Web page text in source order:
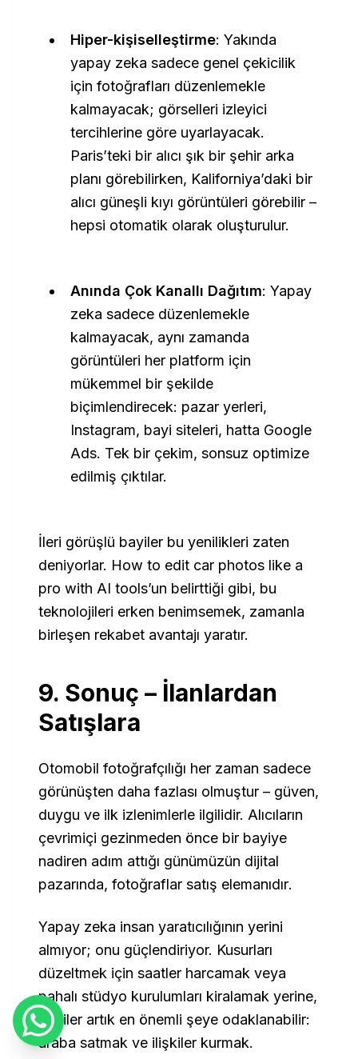
Hiper-kişiselleştirme: Yakında
yapay zeka sadece genel çekicilik
için fotoğrafları düzenlemekle
kalmayacak; görselleri izleyici
tercihlerine göre uyarlayacak.
Paris’teki bir alıcı şık bir şehir arka
planı görebilirken, Kaliforniya’daki bir
alıcı güneşli kıyı görüntüleri görebilir –
hepsi otomatik olarak oluşturulur.
Anında Çok Kanallı Dağıtım: Yapay
zeka sadece düzenlemekle
kalmayacak, aynı zamanda
görüntüleri her platform için
mükemmel bir şekilde
biçimlendirecek: pazar yerleri,
Instagram, bayi siteleri, hatta Google
Ads. Tek bir çekim, sonsuz optimize
edilmiş çıktılar.
İleri görüşlü bayiler bu yenilikleri zaten
deniyorlar. How to edit car photos like a
pro with AI tools’un belirttiği gibi, bu
teknolojileri erken benimsemek, zamanla
birleşen rekabet avantajı yaratır.
9. Sonuç – İlanlardan
Satışlara
Otomobil fotoğrafçılığı her zaman sadece
görünüşten daha fazlası olmuştur – güven,
duygu ve ilk izlenimlerle ilgilidir. Alıcıların
çevrimiçi gezinmeden önce bir bayiye
nadiren adım attığı günümüzün dijital
pazarında, fotoğraflar satış elemanıdır.
Yapay zeka insan yaratıcılığının yerini
almıyor; onu güçlendiriyor. Kusurları
düzeltmek için saatler harcamak veya
pahalı stüdyo kurulumları kiralamak yerine,
bayiler artık en önemli şeye odaklanabilir:
araba satmak ve ilişkiler kurmak.